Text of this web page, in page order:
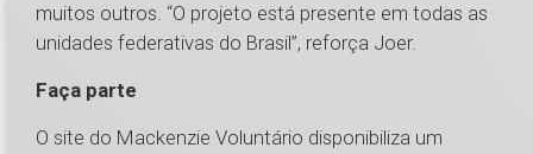
muitos outros. “O projeto está presente em todas as
unidades federativas do Brasil”, reforça Joer.
Faça parte
O site do Mackenzie Voluntário disponibiliza um